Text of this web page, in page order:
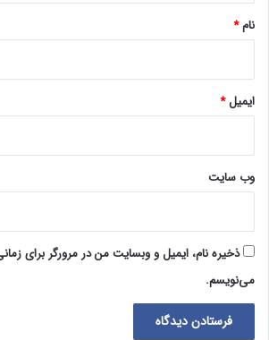
نام*
ایمیل*
وب‌ سایت
ذخیره نام، ایمیل و وبسایت من در مرورگر برای
می‌نویسم.